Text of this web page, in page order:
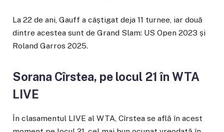
La 22 de ani, Gauff a câștigat deja 11 turnee, iar două
dintre acestea sunt de Grand Slam: US Open 2023 și
Roland Garros 2025.
Sorana Cîrstea, pe locul 21 în WTA
LIVE
În clasamentul LIVE al WTA, Cîrstea se află în acest